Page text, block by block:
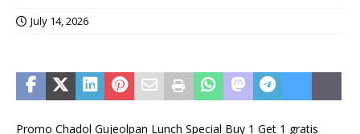
July 14, 2026
Promo Chadol Gujeolpan Lunch Special Buy 1 Get 1 gratis